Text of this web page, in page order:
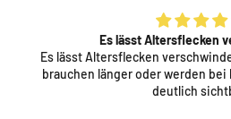
Es lässt
Es lässt Altersflecken verschwinden. Andere rote Flecken
brauchen länger oder werden
deutlich